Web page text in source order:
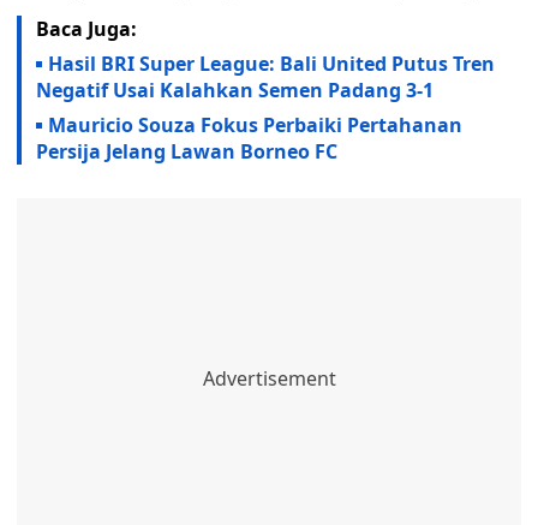
Baca Juga:
Hasil BRI Super League: Bali United Putus Tren
Negatif Usai Kalahkan Semen Padang 3-1
Mauricio Souza Fokus Perbaiki Pertahanan
Persija Jelang Lawan Borneo FC